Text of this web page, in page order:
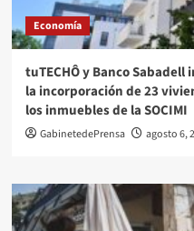
Economía
tuTECHÔ y Banco
la incorporación de 23
los inmuebles de la SOCIMI
GabinetedePrensa agosto 6,